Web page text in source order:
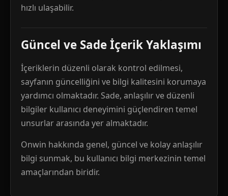
hızlı ulaşabilir.
Güncel ve Sade İçerik Yaklaşımı
İçeriklerin düzenli olarak kontrol edilmesi,
sayfanın güncelliğini ve bilgi kalitesini korumaya
yardımcı olmaktadır. Sade, anlaşılır ve düzenli
bilgiler kullanıcı deneyimini güçlendiren temel
unsurlar arasında yer almaktadır.
Onwin hakkında genel, güncel ve kolay anlaşılır
bilgi sunmak, bu kullanıcı bilgi merkezinin temel
amaçlarından biridir.